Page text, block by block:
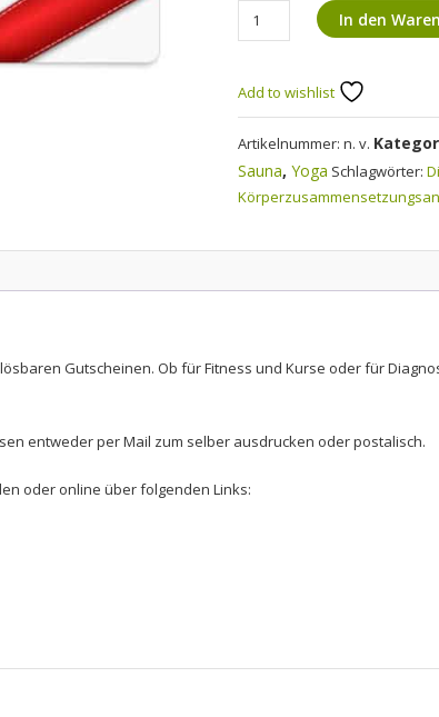
Gutschein
Menge
In den
Add to wishlist
Artikelnummer: n. v.
Sauna, Yoga Schlagwörter:
Gutscheinen. Ob für Fitness und Kurse oder für
entweder per Mail zum selber ausdrucken oder postalisch.
oder online über folgenden Links: